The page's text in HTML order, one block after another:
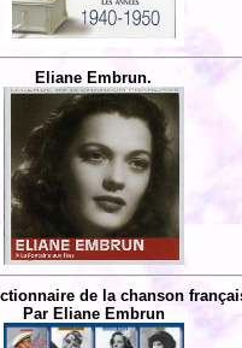
Eliane Embrun.
de la chanson
Par Eliane Embrun